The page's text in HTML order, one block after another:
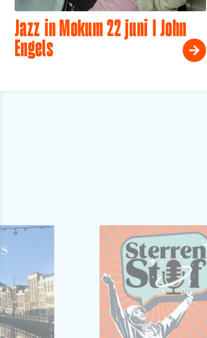
Jazz in Mokum 22 juni I John
Engels